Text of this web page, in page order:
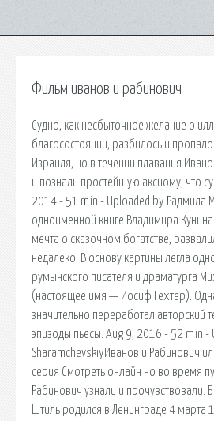
Фильм иванов и рабинович
Судно, как несбыточное желание о
благосостоянии, разбилось и
Израиля, но в течении плавания
и познали простейшую аксиому, что
2014 - 51 min - Uploaded by Радмила
одноименной книге Владимира
мечта о сказочном богатстве,
недалеко. В основу картины легла
румынского писателя и драматурга
(настоящее имя — Иосиф Гехтер).
значительно переработал авторский
эпизоды пьесы. Aug 9, 2016 - 52 min -
SharamchevskiyИванов и Рабинович
серия Смотреть онлайн но во время
Рабинович узнали и прочувствовали.
Штиль родился в Ленинграде 4 марта